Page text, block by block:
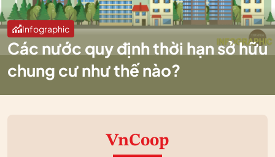
Infographic
Các nước quy định thời hạn sở hữu
chung cư như thế nào?
VnCoop